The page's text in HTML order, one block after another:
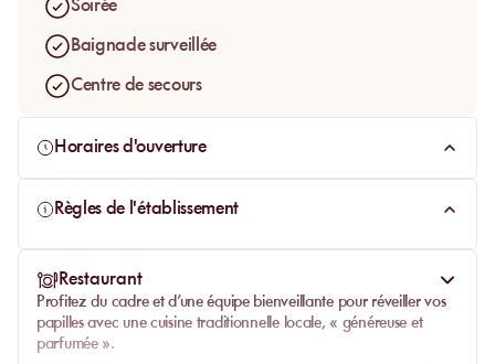
Soirée
Baignade surveillée
Centre de secours
Horaires d'ouverture
Règles de l'établissement
Restaurant
Profitez du cadre et d’une équipe bienveillante pour réveiller vos
papilles avec une cuisine traditionnelle locale, « généreuse et
parfumée ».